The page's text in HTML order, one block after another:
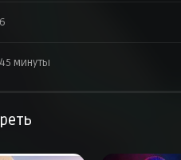
6
45 минуты